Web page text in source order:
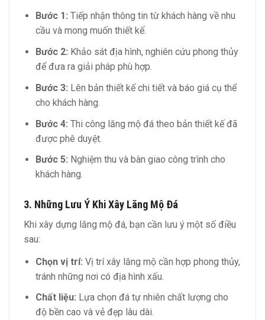
Bước 1: Tiếp nhận thông tin từ khách hàng về nhu
cầu và mong muốn thiết kế.
Bước 2: Khảo sát địa hình, nghiên cứu phong thủy
để đưa ra giải pháp phù hợp.
Bước 3: Lên bản thiết kế chi tiết và báo giá cụ thể
cho khách hàng.
Bước 4: Thi công lăng mộ đá theo bản thiết kế đã
được phê duyệt.
Bước 5: Nghiệm thu và bàn giao công trình cho
khách hàng.
3. Những Lưu Ý Khi Xây Lăng Mộ Đá
Khi xây dựng lăng mộ đá, bạn cần lưu ý một số điều
sau:
Chọn vị trí: Vị trí xây lăng mộ cần hợp phong thủy,
tránh những nơi có địa hình xấu.
Chất liệu: Lựa chọn đá tự nhiên chất lượng cho
độ bền cao và vẻ đẹp lâu dài.